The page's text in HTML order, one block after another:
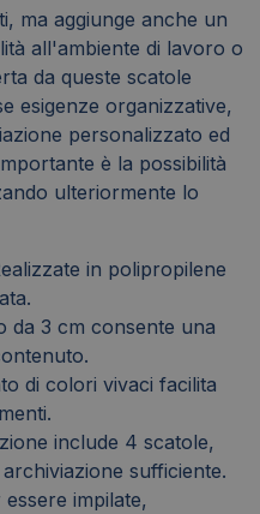
ma aggiunge anche un
all'ambiente di lavoro o
da queste scatole
esigenze organizzative,
personalizzato ed
è la possibilità
ulteriormente lo
in polipropilene
da 3 cm consente una
di colori vivaci facilita
include 4 scatole,
sufficiente.
impilate,